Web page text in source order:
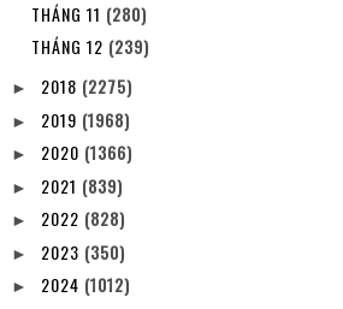
THÁNG 11 (280)
THÁNG 12 (239)
► 2018 (2275)
► 2019 (1968)
► 2020 (1366)
► 2021 (839)
► 2022 (828)
► 2023 (350)
► 2024 (1012)